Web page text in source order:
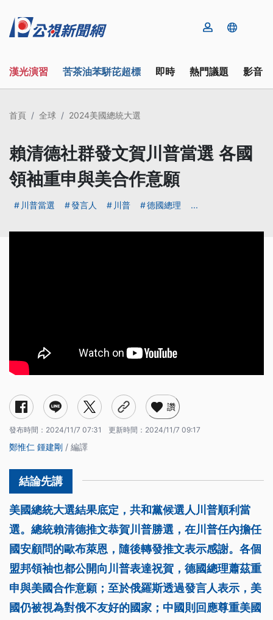
漢光演習 苦茶油苯駢芘超標 即時 熱門議題 影音
首頁 全球 2024美國總統大選
賴清德社群發文賀川普當選 各國
領袖重申與美合作意願
川普當選 發言人 川普 德國總理 ...
讚
發布時間： 2024/11/7 07:31 更新時間： 2024/11/7 09:17
鄭惟仁 鍾建剛 / 編譯
美國總統大選結果底定，共和黨候選人川普順利當
選。總統賴清德推文恭賀川普勝選，在川普任內擔任
國安顧問的歐布萊恩，隨後轉發推文表示感謝。各個
盟邦領袖也都公開向川普表達祝賀，德國總理蕭茲重
申與美國合作意願；至於俄羅斯透過發言人表示，美
國仍被視為對俄不友好的國家；中國則回應尊重美國